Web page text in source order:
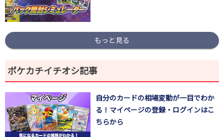
もっと見る
ポケカチイチオシ記事
自分のカードの相場変動が一目でわか
る！マイページの登録・ログインはこ
ちらから